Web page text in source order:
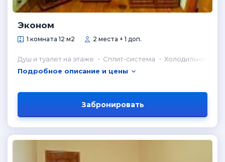
Эконом
1 комната 12 м2 2 места + 1 доп.
Душ и туалет на этаже Сплит-система
Холодильник в
Подробное описание и цены
Забронировать